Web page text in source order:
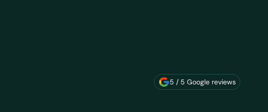
5 / 5 Google reviews